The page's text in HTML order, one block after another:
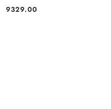
Cena:
9329.00